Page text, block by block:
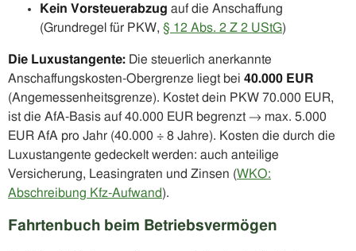
Kein Vorsteuerabzug auf die Anschaffung
(Grundregel für PKW, § 12 Abs. 2 Z 2 UStG)
Die Luxustangente: Die steuerlich anerkannte
Anschaffungskosten-Obergrenze liegt bei 40.000 EUR
(Angemessenheitsgrenze). Kostet dein PKW 70.000 EUR,
ist die AfA-Basis auf 40.000 EUR begrenzt → max. 5.000
EUR AfA pro Jahr (40.000 ÷ 8 Jahre). Kosten die durch die
Luxustangente gedeckelt werden: auch anteilige
Versicherung, Leasingraten und Zinsen (WKO:
Abschreibung Kfz-Aufwand).
Fahrtenbuch beim Betriebsvermögen